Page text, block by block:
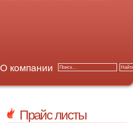
О компании
Прайс листы